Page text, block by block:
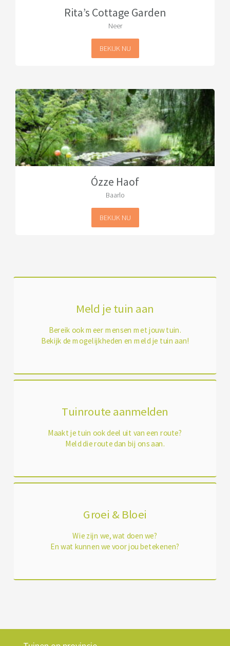
Rita’s Cottage Garden
Neer
BEKIJK NU
Ózze Haof
Baarlo
BEKIJK NU
Meld je tuin aan
Bereik ook meer mensen met jouw tuin.
Bekijk de mogelijkheden en meld je tuin aan!
Tuinroute aanmelden
Maakt je tuin ook deel uit van een route?
Meld die route dan bij ons aan.
Groei & Bloei
Wie zijn we, wat doen we?
En wat kunnen we voor jou betekenen?